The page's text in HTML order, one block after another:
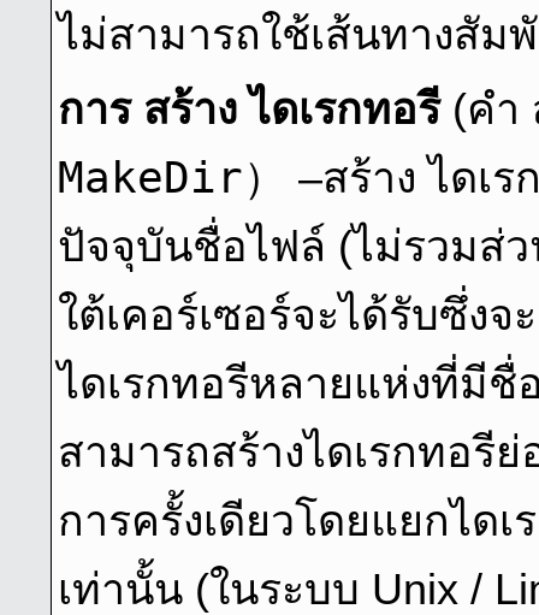
ไม่สามารถใช้เส้นทางสัม
การ สร้าง ไดเรกทอรี(คํา
MakeDir） –สร้าง ไดเ
ปัจจุบันชื่อไฟล์ (ไม่รวมส่
ใต้เคอร์เซอร์จะได้รับซึ่ง
ไดเรกทอรีหลายแห่งที่มี
สามารถสร้างไดเรกทอรี
การครั้งเดียวโดยแยกได
เท่านั้น (ในระบบ Unix /